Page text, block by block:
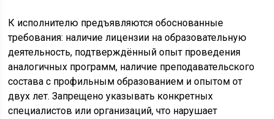
К исполнителю предъявляются обоснованные
требования: наличие лицензии на образовательную
деятельность, подтверждённый опыт проведения
аналогичных программ, наличие преподавательского
состава с профильным образованием и опытом от
двух лет. Запрещено указывать конкретных
специалистов или организаций, что нарушает